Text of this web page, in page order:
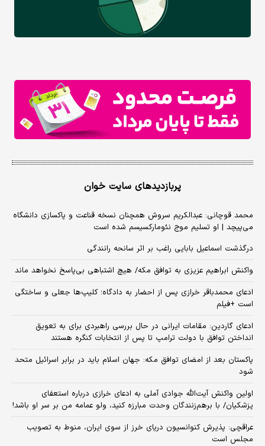
پربازدیدهای سایت خوان
محمد قوچانی: عبدالکریم سروش همچنان نسخه قناعت و پاکسازی دانشگاه
می‌پیچد | او تسلیم موج نئومارکسیسم شده است
درگذشت اسماعیل بابایی راغب بر اثر سانحه رانندگی
واکنش ابراهیم عزیزی به توافق مکه/ هیچ اشتباهی بی‌پاسخ نخواهد ماند
ادعای محمدباقر خرازی پس از احضار به دادگاه؛ کلیپ‌ها جعلی و ساختگی
است +فیلم
ادعای گاردین: مقامات ایرانی در حال بررسی راهبردی برای به تعویق
انداختن توافق با دولت ترامپ تا پس از انتخابات کنگره هستند
پاکستان بعد از امضای توافق مکه: جهان اسلام باید در برابر اسرائیل متحد
شود
اولین واکنش آیت‌الله جوادی آملی به ادعای خرازی درباره استعفای
پزشکیان/ با برهم‌زنندگان وحدت مبارزه کنید، ولو عمامه من بر سر او باشد!
عراقچی: پذیرش کنوانسیون دریای خرز از سوی ایران، منوط به تصویب
مجلس است